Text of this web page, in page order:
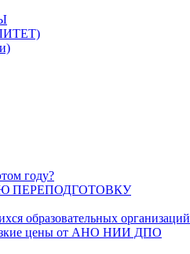
году?
ПЕРЕПОДГОТОВКУ
образовательных организаций
цены от АНО НИИ ДПО